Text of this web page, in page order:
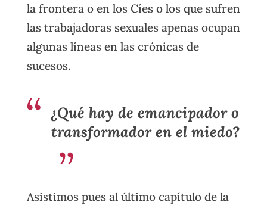
la frontera o en los Cíes o los que sufren
las trabajadoras sexuales apenas ocupan
algunas líneas en las crónicas de
sucesos.
¿Qué hay de emancipador o
transformador en el miedo?
Asistimos pues al último capítulo de la